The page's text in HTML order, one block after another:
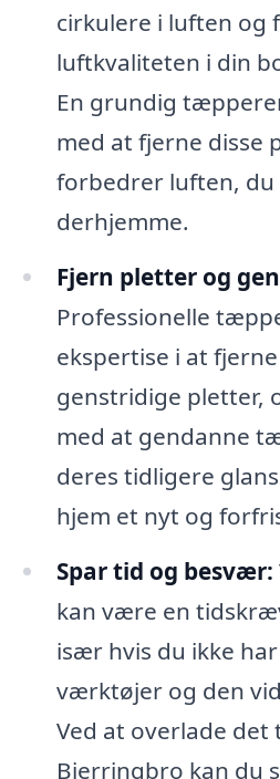
cirkulere i luften og
luftkvaliteten i din
En grundig
med at fjerne disse
forbedrer luften,
derhjemme.
Fjern pletter og
Professionelle
ekspertise i at
genstridige pletter,
med at gendanne
deres tidligere
hjem et nyt og
Spar tid og besvær:
kan være en
især hvis du ikke
værktøjer og den
Ved at overlade det
Bjerringbro kan du